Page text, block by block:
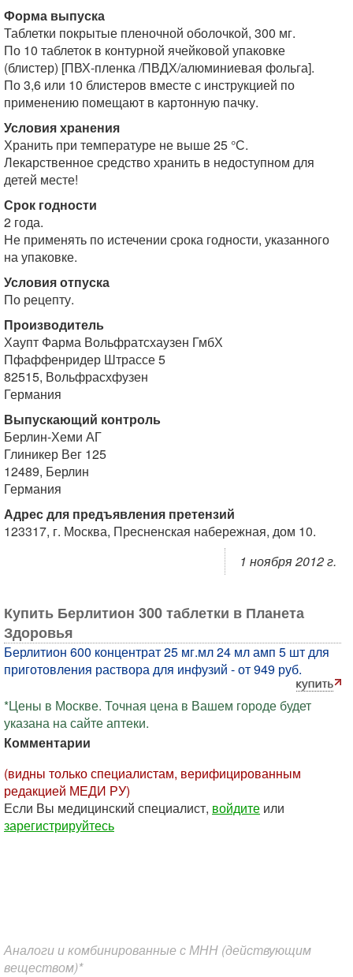
Форма выпуска
Таблетки покрытые пленочной оболочкой, 300 мг.
По 10 таблеток в контурной ячейковой упаковке
(блистер) [ПВХ-пленка /ПВДХ/алюминиевая фольга].
По 3,6 или 10 блистеров вместе с инструкцией по
применению помещают в картонную пачку.
Условия хранения
Хранить при температуре не выше 25 °С.
Лекарственное средство хранить в недоступном для
детей месте!
Срок годности
2 года.
Не применять по истечении срока годности, указанного
на упаковке.
Условия отпуска
По рецепту.
Производитель
Хаупт Фарма Вольфратсхаузен ГмбХ
Пфаффенридер Штрассе 5
82515, Вольфрасхфузен
Германия
Выпускающий контроль
Берлин-Хеми АГ
Глиникер Вег 125
12489, Берлин
Германия
Адрес для предъявления претензий
123317, г. Москва, Пресненская набережная, дом 10.
1 ноября 2012 г.
Купить Берлитион 300 таблетки в Планета
Здоровья
Берлитион 600 концентрат 25 мг.мл 24 мл амп 5 шт для
приготовления раствора для инфузий - от 949 руб.
*Цены в Москве. Точная цена в Вашем городе будет
указана на сайте аптеки.
Комментарии
(видны только специалистам, верифицированным
редакцией МЕДИ РУ)
Если Вы медицинский специалист, войдите или
зарегистрируйтесь
Аналоги и комбинированные с МНН (действующим
веществом)*